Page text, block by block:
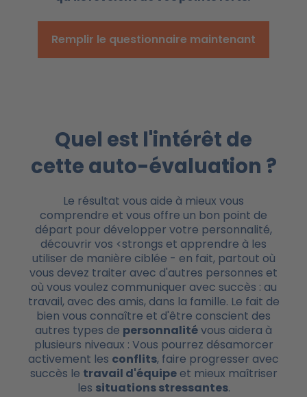
Remplir le questionnaire maintenant
Quel est l'intérêt de
cette auto-évaluation ?
Le résultat vous aide à mieux vous
comprendre et vous offre un bon point de
départ pour développer votre personnalité,
découvrir vos <strongs et apprendre à les
utiliser de manière ciblée - en fait, partout où
vous devez traiter avec d'autres personnes et
où vous voulez communiquer avec succès : au
travail, avec des amis, dans la famille. Le fait de
bien vous connaître et d'être conscient des
autres types de personnalitévous aidera à
plusieurs niveaux : Vous pourrez désamorcer
activement les conflits, faire progresser avec
succès le travail d'équipeet mieux maîtriser
les situations stressantes.